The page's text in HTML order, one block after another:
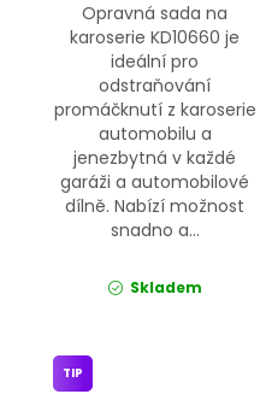
Opravná sada na
karoserie KD10660 je
ideální pro
odstraňování
promáčknutí z karoserie
automobilu a
jenezbytná v každé
garáži a automobilové
dílně. Nabízí možnost
snadno a...
Skladem
TIP